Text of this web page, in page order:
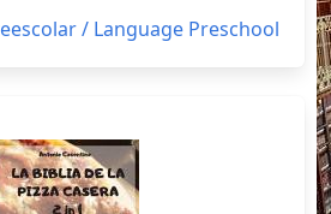
/ Language Preschool